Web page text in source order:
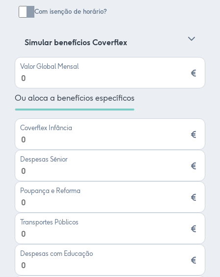
Com isenção de horário?
Simular benefícios Coverflex
Valor Global Mensal
Ou aloca a benefícios específicos
Coverflex Infância
Despesas Sénior
Poupança e Reforma
Transportes Públicos
Despesas com Educação